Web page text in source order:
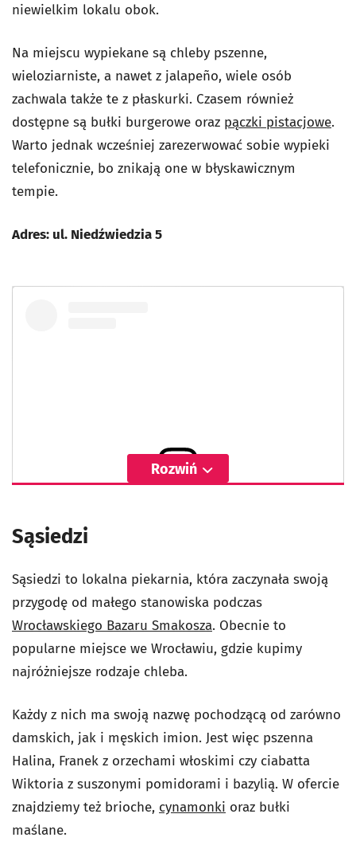
niewielkim lokalu obok.
Na miejscu wypiekane są chleby pszenne,
wieloziarniste, a nawet z jalapeño, wiele osób
zachwala także te z płaskurki. Czasem również
dostępne są bułki burgerowe oraz pączki pistacjowe.
Warto jednak wcześniej zarezerwować sobie wypieki
telefonicznie, bo znikają one w błyskawicznym
tempie.
Adres: ul. Niedźwiedzia 5
Rozwiń
Sąsiedzi
Sąsiedzi to lokalna piekarnia, która zaczynała swoją
przygodę od małego stanowiska podczas
Wrocławskiego Bazaru Smakosza. Obecnie to
popularne miejsce we Wrocławiu, gdzie kupimy
najróżniejsze rodzaje chleba.
Każdy z nich ma swoją nazwę pochodzącą od zarówno
damskich, jak i męskich imion. Jest więc pszenna
Halina, Franek z orzechami włoskimi czy ciabatta
Wiktoria z suszonymi pomidorami i bazylią. W ofercie
znajdziemy też brioche, cynamonki oraz bułki
maślane.